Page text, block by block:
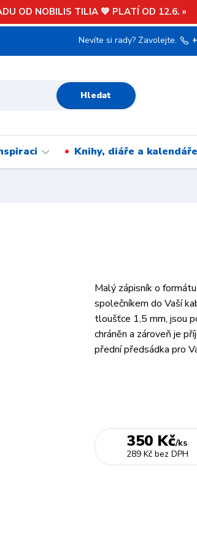
OD NOBILIS TILIA 💙 PLATÍ OD 12.6. »
Hledat
Nevíte si rady? Zavolejte.
Knihy, diáře a kalendáře
Malý zápisník o
společníkem do Vaší
tloušťce 1,5 mm, jsou
chráněn a zároveň je
přední předsádka pro
350 Kč/ks
289 Kč bez DPH